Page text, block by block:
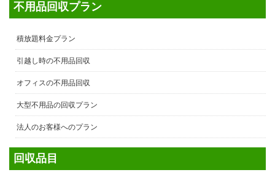
不用品回収プラン
積放題料金プラン
引越し時の不用品回収
オフィスの不用品回収
大型不用品の回収プラン
法人のお客様へのプラン
回収品目